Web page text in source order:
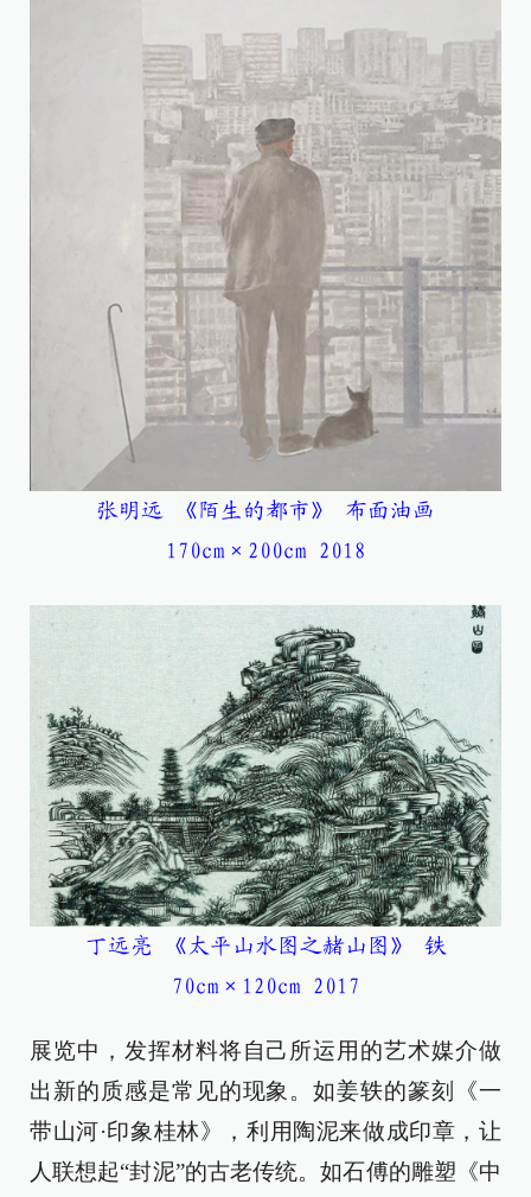
张明远 《陌生的都市》 布面油画
170cm×200cm 2018
丁远亮 《太平山水图之赭山图》 铁
70cm×120cm 2017
展览中，发挥材料将自己所运用的艺术媒介做
出新的质感是常见的现象。如姜轶的篆刻《一
带山河·印象桂林》，利用陶泥来做成印章，让
人联想起“封泥”的古老传统。如石傅的雕塑《中